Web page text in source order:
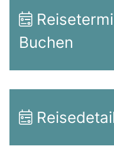
Buchen